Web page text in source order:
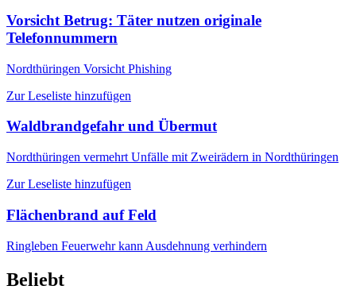
Vorsicht Betrug: Täter nutzen originale
Telefonnummern
Nordthüringen Vorsicht Phishing
Zur Leseliste hinzufügen
Waldbrandgefahr und Übermut
Nordthüringen vermehrt Unfälle mit Zweirädern in Nordthüringen
Zur Leseliste hinzufügen
Flächenbrand auf Feld
Ringleben Feuerwehr kann Ausdehnung verhindern
Beliebt